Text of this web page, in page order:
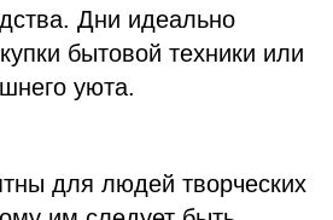
Дни идеально
бытовой техники или
уюта.
для людей творческих